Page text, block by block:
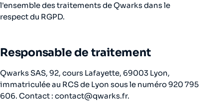
l'ensemble des traitements de Qwarks dans le
respect du RGPD.
Responsable de traitement
Qwarks SAS, 92, cours Lafayette, 69003 Lyon,
immatriculée au RCS de Lyon sous le numéro 920 795
606. Contact : contact@qwarks.fr.